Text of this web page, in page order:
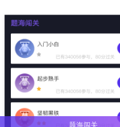
题海闯关